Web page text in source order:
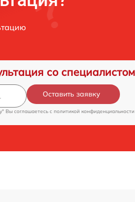
со специалистом
Оставить заявку
Вы соглашаетесь c политикой конфиденциальности